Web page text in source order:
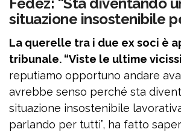
situazione insostenibile
La querelle tra i due ex soci è
tribunale. “Viste le ultime
reputiamo opportuno andare
avrebbe senso perché sta
situazione insostenibile
parlando per tutti”, ha fatto